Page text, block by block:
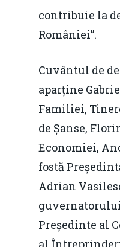
contribuie la
României”.
Cuvântul de
aparține
Familiei,
de Șanse,
Economiei,
fostă
Adrian
Președinte al
al